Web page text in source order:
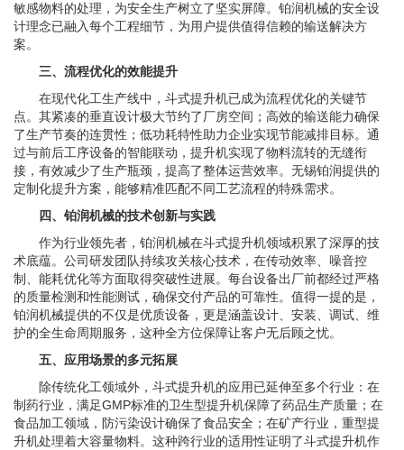
敏感物料的处理，为安全生产树立了坚实屏障。铂润机械的安全设
计理念已融入每个工程细节，为用户提供值得信赖的输送解决方
案。
三、流程优化的效能提升
在现代化工生产线中，斗式提升机已成为流程优化的关键节
点。其紧凑的垂直设计极大节约了厂房空间；高效的输送能力确保
了生产节奏的连贯性；低功耗特性助力企业实现节能减排目标。通
过与前后工序设备的智能联动，提升机实现了物料流转的无缝衔
接，有效减少了生产瓶颈，提高了整体运营效率。无锡铂润提供的
定制化提升方案，能够精准匹配不同工艺流程的特殊需求。
四、铂润机械的技术创新与实践
作为行业领先者，铂润机械在斗式提升机领域积累了深厚的技
术底蕴。公司研发团队持续攻关核心技术，在传动效率、噪音控
制、能耗优化等方面取得突破性进展。每台设备出厂前都经过严格
的质量检测和性能测试，确保交付产品的可靠性。值得一提的是，
铂润机械提供的不仅是优质设备，更是涵盖设计、安装、调试、维
护的全生命周期服务，这种全方位保障让客户无后顾之忧。
五、应用场景的多元拓展
除传统化工领域外，斗式提升机的应用已延伸至多个行业：在
制药行业，满足GMP标准的卫生型提升机保障了药品生产质量；在
食品加工领域，防污染设计确保了食品安全；在矿产行业，重型提
升机处理着大容量物料。这种跨行业的适用性证明了斗式提升机作